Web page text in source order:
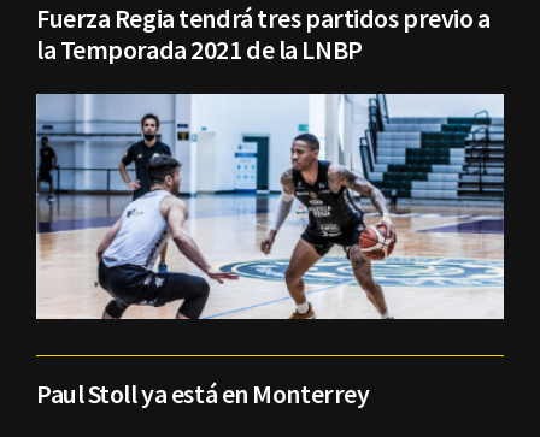
Fuerza Regia tendrá tres partidos previo a
la Temporada 2021 de la LNBP
Paul Stoll ya está en Monterrey